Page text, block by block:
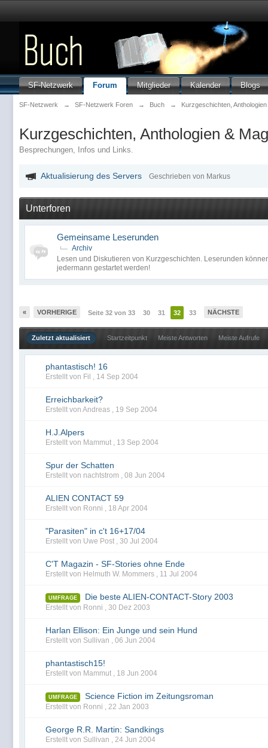
SF-Netzwerk Forum Mitglieder Kalender Blogs
SF-Netzwerk → SF-Netzwerk Foren → Buch → Kurzgeschichten,
Kurzgeschichten, Anthologien &
Besprechungen, Infos und Links.
Aktualisierung des Servers Geschrieben von Markus
Unterforen
Gemeinsame Leserunden
Archiv
Lesen und Diskutieren von Kurzgeschichten. Leserunden
jedermann gestartet werden!
« VORHERIGE Seite 32 von 33 30 31 32 33 NÄCHSTE
Zuletzt aktualisiert Startzeitpunkt Meiste Antworten Meiste Aufrufe
phantastisch! 16
Erstellt von Fil , 14 Sep 2004
Erreichbarkeit?
Erstellt von Andreas , 19 Sep 2004
H.J.Alpers
Erstellt von Mammut , 13 Sep 2004
Spur der Schatten
Erstellt von nachtstrom , 08 Jun 2004
ALIEN CONTACT 59
Erstellt von Ronni , 18 Apr 2004
"Parasiten" in c't 16+17/04
Erstellt von Uwe Post , 30 Jul 2004
C'T Magazin - SF-Stories ohne Ende
Erstellt von Helmuth W. Mommers , 11 Jul 2004
UMFRAGE Die beste ALIEN-CONTACT-Story 2003
Erstellt von Ronni , 30 Dez 2003
Harlan Ellison: Ein Junge und sein Hund
Erstellt von Sullivan , 06 Jun 2004
phantastisch15!
Erstellt von Mammut , 18 Jun 2004
UMFRAGE Science Fiction im Zeitungsroman
Erstellt von Ronni , 22 Jan 2003
George R.R. Martin: Sandkings
Erstellt von Sullivan , 24 Jun 2004